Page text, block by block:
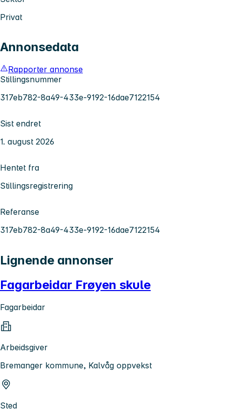
Privat
Annonsedata
Rapporter annonse
Stillingsnummer
317eb782-8a49-433e-9192-16dae7122154
Sist endret
1. august 2026
Hentet fra
Stillingsregistrering
Referanse
317eb782-8a49-433e-9192-16dae7122154
Lignende annonser
Fagarbeidar Frøyen skule
Fagarbeidar
Arbeidsgiver
Bremanger kommune, Kalvåg oppvekst
Sted